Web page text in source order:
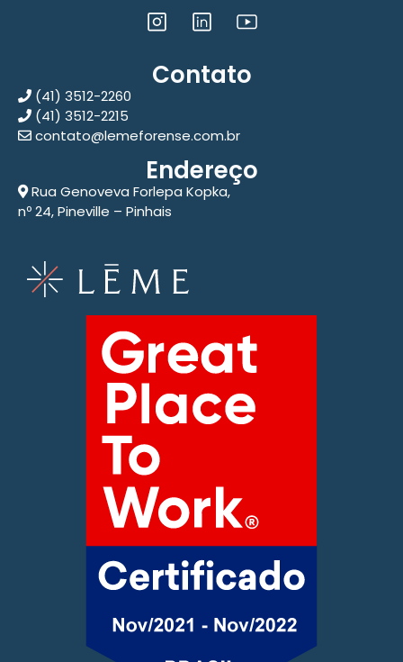
Contato
(41) 3512-2260
(41) 3512-2215
contato@lemeforense.com.br
Endereço
Rua Genoveva Forlepa Kopka,
nº 24, Pineville – Pinhais